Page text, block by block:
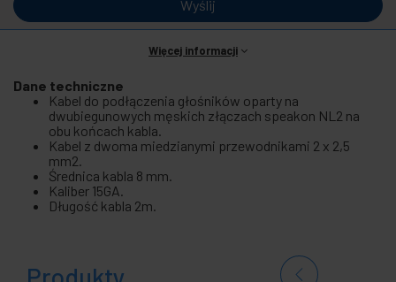
Wyślij
Więcej informacji
Dane techniczne
Kabel do podłączenia głośników oparty na
dwubiegunowych męskich złączach speakon NL2 na
obu końcach kabla.
Kabel z dwoma miedzianymi przewodnikami 2 x 2,5
mm2.
Średnica kabla 8 mm.
Kaliber 15GA.
Długość kabla 2m.